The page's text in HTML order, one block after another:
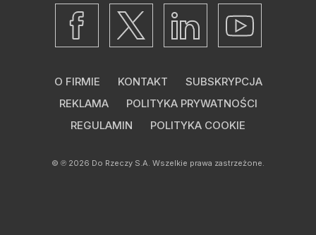
O FIRMIE KONTAKT
SUBSKRYPCJA
REKLAMA
POLITYKA PRYWATNOŚCI
REGULAMIN
POLITYKA COOKIE
© ℗ 2026 Do Rzeczy S.A. Wszelkie prawa zastrzeżone.